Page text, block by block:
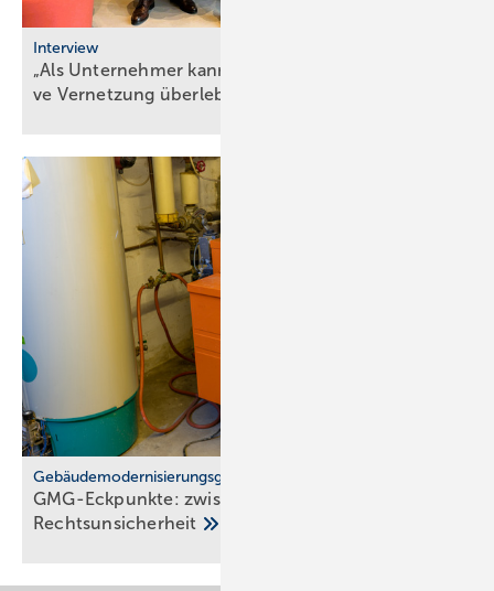
Interview
„Als Unternehmer kann man heute nur durch ak­ti­
ve Ver­net­zung über­le­ben“
Gebäudemodernisierungsgesetz
GMG-Eckpunkte: zwi­schen Er­leich­te­rung und
Rechts­un­si­cher­heit